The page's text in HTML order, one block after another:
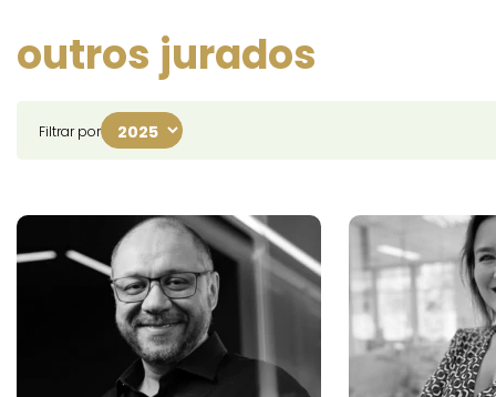
outros jurados
Filtrar por